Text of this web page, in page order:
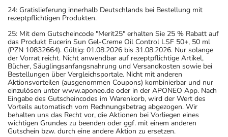
24: Gratislieferung innerhalb Deutschlands bei Bestellung mit
rezeptpflichtigen Produkten.
25: Mit dem Gutscheincode "Merit25" erhalten Sie 25 % Rabatt auf
das Produkt Eucerin Sun Gel-Creme Oil Control LSF 50+, 50 ml
(PZN 10832664). Gültig: 01.08.2026 bis 31.08.2026. Nur solange
der Vorrat reicht. Nicht anwendbar auf rezeptpflichtige Artikel,
Bücher, Säuglingsanfangsnahrung und Versandkosten sowie bei
Bestellungen über Vergleichsportale. Nicht mit anderen
Aktionsvorteilen (ausgenommen Coupons) kombinierbar und nur
einzulösen unter www.aponeo.de oder in der APONEO App. Nach
Eingabe des Gutscheincodes im Warenkorb, wird der Wert des
Vorteils automatisch vom Rechnungsbetrag abgezogen. Wir
behalten uns das Recht vor, die Aktionen bei Vorliegen eines
wichtigen Grundes zu beenden oder ggf. mit einem anderen
Gutschein bzw. durch eine andere Aktion zu ersetzen.